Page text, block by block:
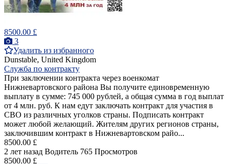
8500.00 £
3
Удалить из избранного
Dunstable, United Kingdom
Служба по контракту
При заключении контракта через военкомат
Нижневартовского района Вы получите единовременную
выплату в сумме: 745 000 рублей, а общая сумма в год выплат
от 4 млн. руб. К нам едут заключать контракт для участия в
СВО из различных уголков страны. Подписать контракт
может любой желающий. Жителям других регионов страны,
заключившим контракт в Нижневартовском райо...
8500.00 £
2 лет назад Водитель 765 Просмотров
8500.00 £